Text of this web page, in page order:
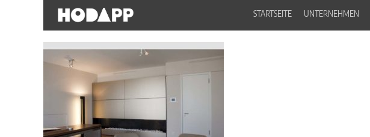
STARTSEITE UNTERNEHMEN